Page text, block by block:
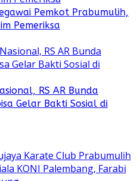
Pemkot Prabumulih,
Pemeriksa
RS AR Bunda
Gelar Bakti Sosial di